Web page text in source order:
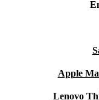
Apple
Lenovo